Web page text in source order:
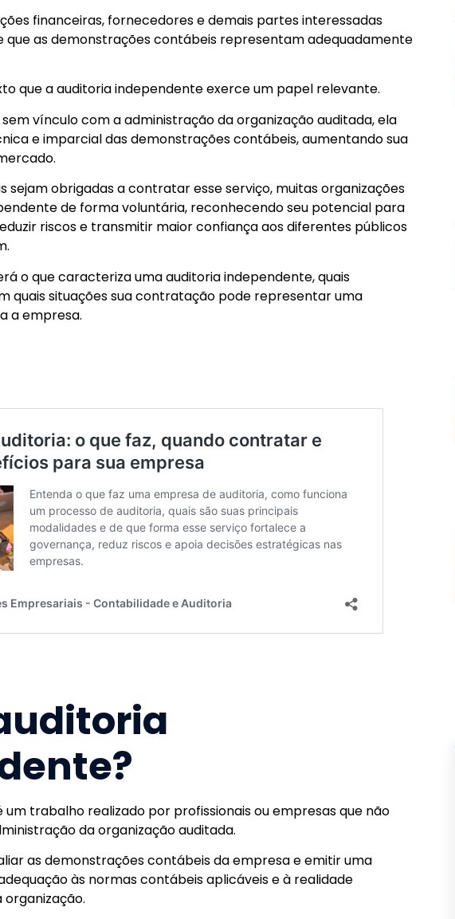
financeiras, fornecedores e demais partes interessadas
que as demonstrações contábeis representam adequadamente
que a auditoria independente exerce um papel relevante.
vínculo com a administração da organização auditada, ela
e imparcial das demonstrações contábeis, aumentando sua
sejam obrigadas a contratar esse serviço, muitas organizações
de forma voluntária, reconhecendo seu potencial para
riscos e transmitir maior confiança aos diferentes públicos
o que caracteriza uma auditoria independente, quais
quais situações sua contratação pode representar uma
a empresa.
trabalho realizado por profissionais ou empresas que não
da organização auditada.
as demonstrações contábeis da empresa e emitir uma
às normas contábeis aplicáveis e à realidade